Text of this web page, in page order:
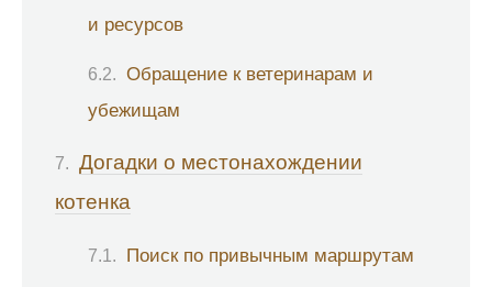
и ресурсов
Обращение к ветеринарам и
убежищам
Догадки о местонахождении
котенка
Поиск по привычным маршрутам